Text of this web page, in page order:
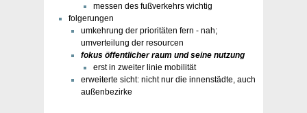
messen des fußverkehrs wichtig
folgerungen
umkehrung der prioritäten fern - nah;
umverteilung der resourcen
fokus öffentlicher raum und seine nutzung
erst in zweiter linie mobilität
erweiterte sicht: nicht nur die innenstädte, auch
außenbezirke